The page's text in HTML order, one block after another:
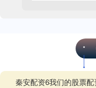
秦安配资6我们的股票